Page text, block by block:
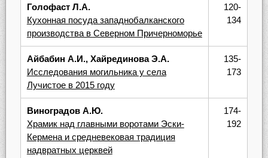
Голофаст Л.А.
Кухонная посуда западнобалканского
производства в Северном Причерноморье
120-
134
Айбабин А.И., Хайрединова Э.А.
Исследования могильника у села
Лучистое в 2015 году
135-
173
Виноградов А.Ю.
Храмик над главными воротами Эски-
Кермена и средневековая традиция
надвратных церквей
174-
192